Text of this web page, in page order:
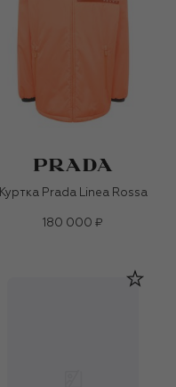
Куртка Prada Linea Rossa
180 000 ₽